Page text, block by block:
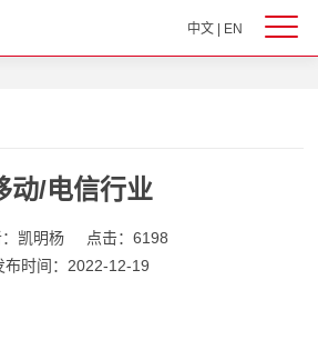
中文| EN
动/电信行业
凯明杨
点击：6198
布时间：2022-12-19